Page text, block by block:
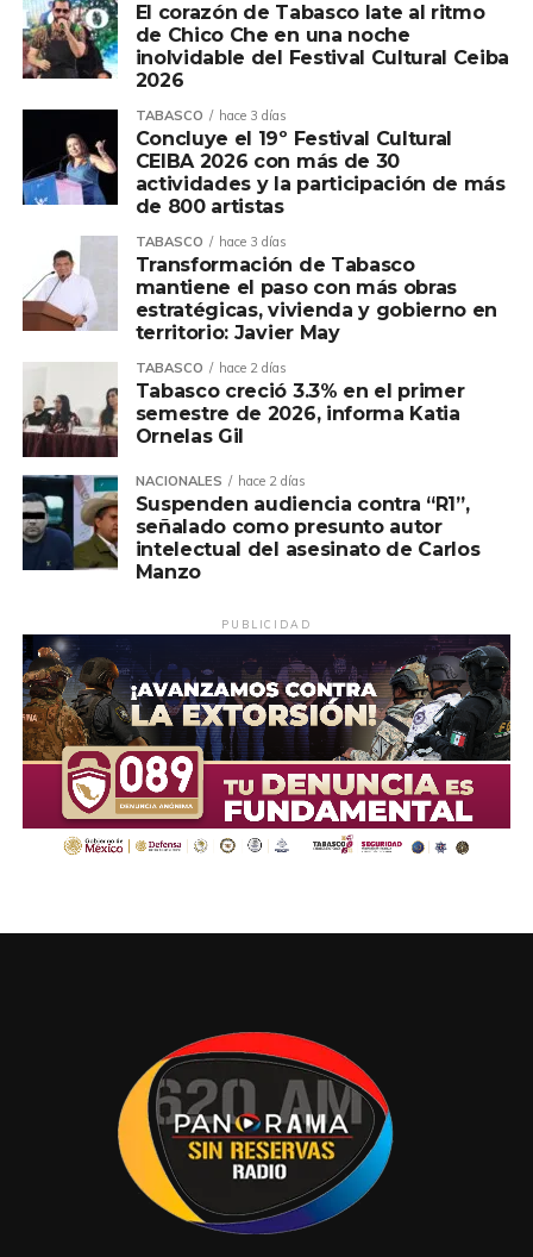
El corazón de Tabasco late al ritmo
de Chico Che en una noche
inolvidable del Festival Cultural Ceiba
2026
TABASCO hace 3 días
Concluye el 19º Festival Cultural
CEIBA 2026 con más de 30
actividades y la participación de más
de 800 artistas
TABASCO hace 3 días
Transformación de Tabasco
mantiene el paso con más obras
estratégicas, vivienda y gobierno en
territorio: Javier May
TABASCO hace 2 días
Tabasco creció 3.3% en el primer
semestre de 2026, informa Katia
Ornelas Gil
NACIONALES hace 2 días
Suspenden audiencia contra “R1”,
señalado como presunto autor
intelectual del asesinato de Carlos
Manzo
PUBLICIDAD